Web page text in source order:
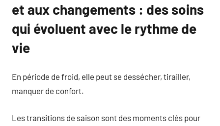
et aux changements : des soins
qui évoluent avec le rythme de
vie
En période de froid, elle peut se dessécher, tirailler,
manquer de confort.
Les transitions de saison sont des moments clés pour